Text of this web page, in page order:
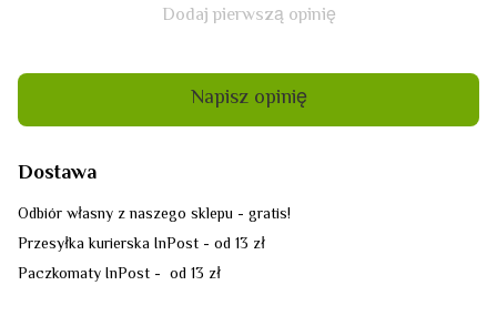
Dodaj pierwszą opinię
Napisz opinię
Dostawa
Odbiór własny z naszego sklepu - gratis!
Przesyłka kurierska InPost - od 13 zł
Paczkomaty InPost - od 13 zł